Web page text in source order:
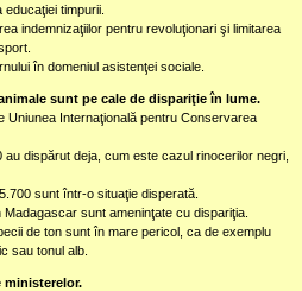
timpurii.
indemnizaţiilor pentru revoluţionari şi limitarea
în domeniul asistenţei sociale.
sunt pe cale de dispariţie în lume.
Uniunea Internaţională pentru Conservarea
dispărut deja, cum este cazul rinocerilor negri,
sunt într-o situaţie disperată.
sunt ameninţate cu dispariţia.
de ton sunt în mare pericol, ca de exemplu
sau tonul alb.
ministerelor.